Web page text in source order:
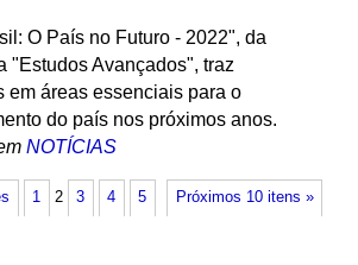
O País no Futuro - 2022", da
"Estudos Avançados", traz
em áreas essenciais para o
do país nos próximos anos.
NOTÍCIAS
Próximos 10 itens »
1 2 3 4 5